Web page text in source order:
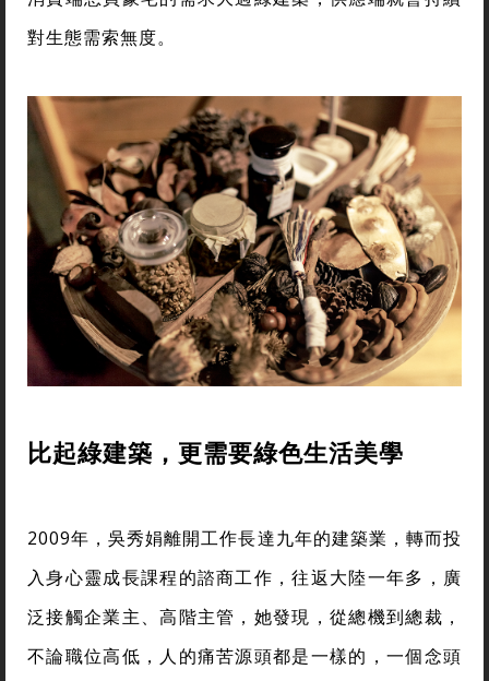
對生態需索無度。
比起綠建築，更需要綠色生活美學
2009年，吳秀娟離開工作長達九年的建築業，轉而投
入身心靈成長課程的諮商工作，往返大陸一年多，廣
泛接觸企業主、高階主管，她發現，從總機到總裁，
不論職位高低，人的痛苦源頭都是一樣的，一個念頭